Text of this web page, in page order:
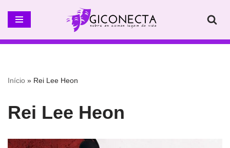
Pular
para
Início » Rei Lee Heon
Rei Lee Heon